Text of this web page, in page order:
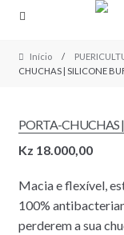
Skip
navigation
Skip
content
Início /
CHUCHAS | SILICONE
PORTA-CHUCHAS
Kz 18.000,00
Macia e flexível,
100%
perderem a sua